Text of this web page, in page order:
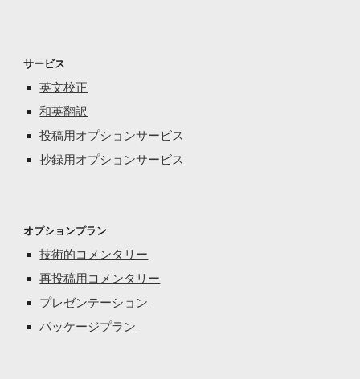
サービス
英文校正
和英翻訳
投稿用オプションサービス
抄録用オプションサービス
オプションプラン
技術的コメンタリー
再投稿用コメンタリー
プレゼンテーション
パッケージプラン